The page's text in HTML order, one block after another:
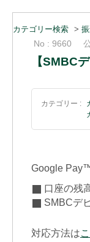
カテゴリー検索 >
No : 9660
【SMBC
カテゴリー :
Google
口座の残
SMBCデ
対応方法は